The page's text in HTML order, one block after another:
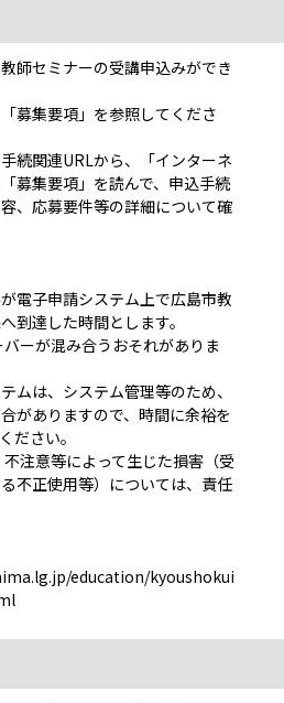
師セミナーの受講申込みができ
募集要項」を参照してくださ
続関連URLから、「インターネ
募集要項」を読んで、申込手続
、応募要件等の詳細について確
子申請システム上で広島市教
到達した時間とします。
ーが混み合うおそれがありま
は、システム管理等のため、
がありますので、時間に余裕を
ださい。
注意等によって生じた損害（受
不正使用等）については、責任
education/kyoushokui